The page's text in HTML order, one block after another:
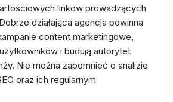
linków prowadzących
działająca agencja powinna
content marketingowe,
i budują autorytet
Nie można zapomnieć o analizie
oraz ich regularnym